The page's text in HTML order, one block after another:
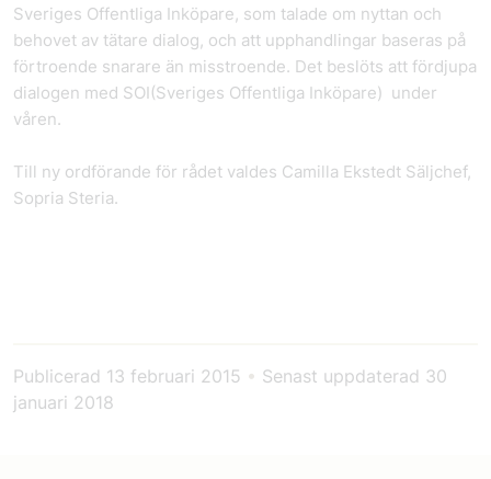
Sveriges Offentliga Inköpare, som talade om nyttan och
behovet av tätare dialog, och att upphandlingar baseras på
förtroende snarare än misstroende. Det beslöts att fördjupa
dialogen med SOI(Sveriges Offentliga Inköpare) under
våren.
Till ny ordförande för rådet valdes Camilla Ekstedt Säljchef,
Sopria Steria.
Publicerad 13 februari 2015 • Senast uppdaterad 30
januari 2018